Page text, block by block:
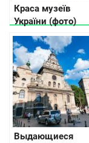
Краса музеїв
України (фото)
Выдающиеся